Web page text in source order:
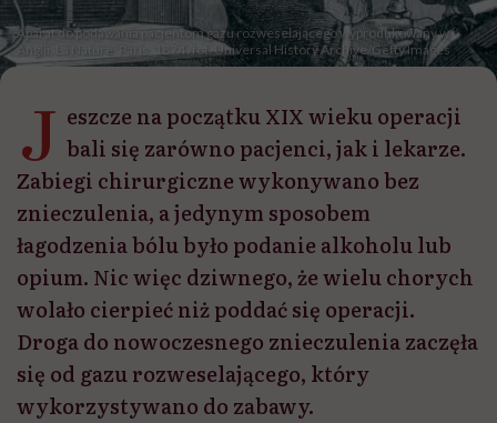
Aparat do podawania pacjentom gazu rozweselającego wyprodukowany w
Anglii. La Nature, Paris, 1874 /fot. Universal History Archive/Getty Images
J eszcze na początku XIX wieku operacji
bali się zarówno pacjenci, jak i lekarze.
Zabiegi chirurgiczne wykonywano bez
znieczulenia, a jedynym sposobem
łagodzenia bólu było podanie alkoholu lub
opium. Nic więc dziwnego, że wielu chorych
wolało cierpieć niż poddać się operacji.
Droga do nowoczesnego znieczulenia zaczęła
się od gazu rozweselającego, który
wykorzystywano do zabawy.